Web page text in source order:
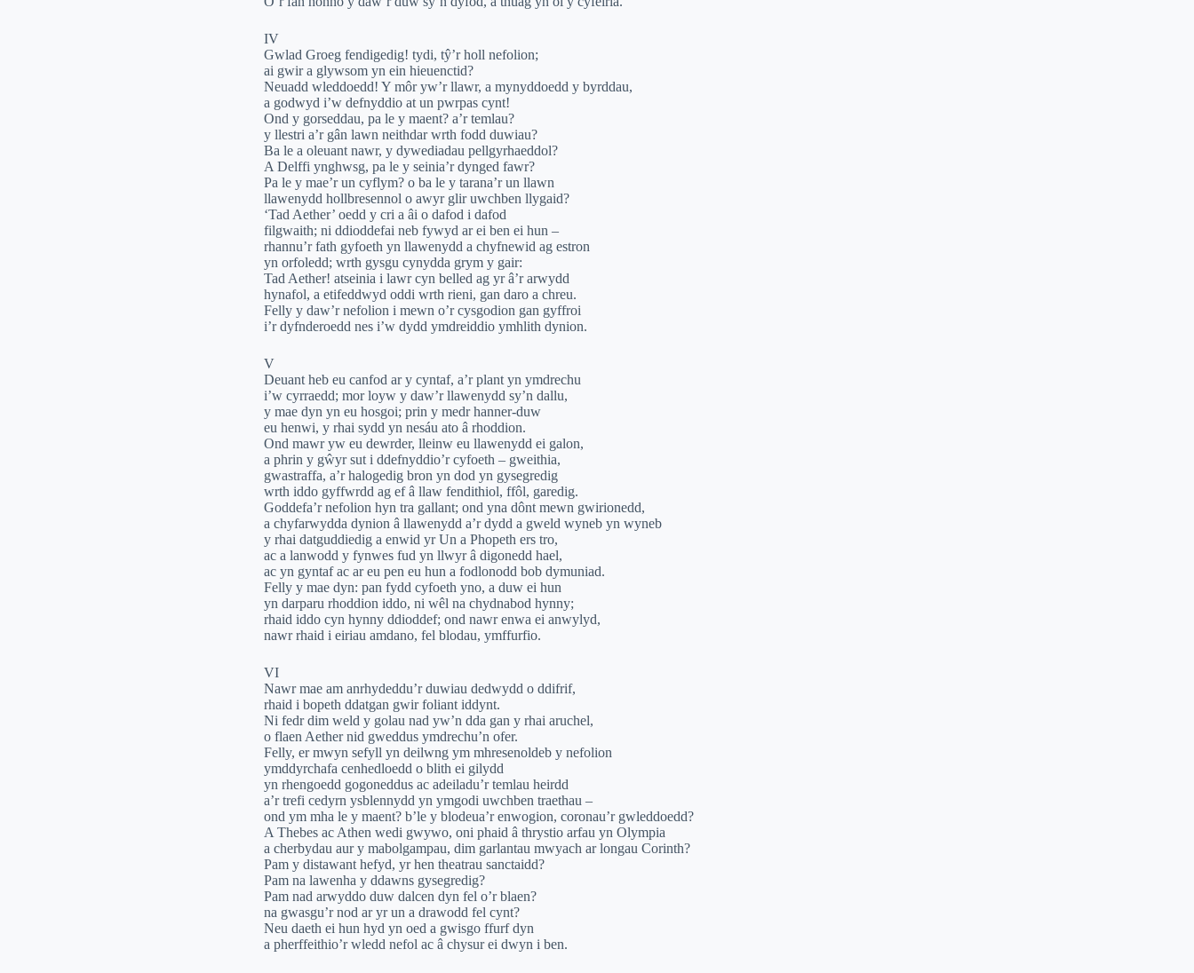
IV
Gwlad Groeg fendigedig! tydi, tŷ’r holl nefolion;
ai gwir a glywsom yn ein hieuenctid?
Neuadd wleddoedd! Y môr yw’r llawr, a mynyddoedd y byrddau,
a godwyd i’w defnyddio at un pwrpas cynt!
Ond y gorseddau, pa le y maent? a’r temlau?
y llestri a’r gân lawn neithdar wrth fodd duwiau?
Ba le a oleuant nawr, y dywediadau pellgyrhaeddol?
A Delffi ynghwsg, pa le y seinia’r dynged fawr?
Pa le y mae’r un cyflym? o ba le y tarana’r un llawn
llawenydd hollbresennol o awyr glir uwchben llygaid?
‘Tad Aether’ oedd y cri a âi o dafod i dafod
filgwaith; ni ddioddefai neb fywyd ar ei ben ei hun –
rhannu’r fath gyfoeth yn llawenydd a chyfnewid ag estron
yn orfoledd; wrth gysgu cynydda grym y gair:
Tad Aether! atseinia i lawr cyn belled ag yr â’r arwydd
hynafol, a etifeddwyd oddi wrth rieni, gan daro a chreu.
Felly y daw’r nefolion i mewn o’r cysgodion gan gyffroi
i’r dyfnderoedd nes i’w dydd ymdreiddio ymhlith dynion.
V
Deuant heb eu canfod ar y cyntaf, a’r plant yn ymdrechu
i’w cyrraedd; mor loyw y daw’r llawenydd sy’n dallu,
y mae dyn yn eu hosgoi; prin y medr hanner-duw
eu henwi, y rhai sydd yn nesáu ato â rhoddion.
Ond mawr yw eu dewrder, lleinw eu llawenydd ei galon,
a phrin y gŵyr sut i ddefnyddio’r cyfoeth – gweithia,
gwastraffa, a’r halogedig bron yn dod yn gysegredig
wrth iddo gyffwrdd ag ef â llaw fendithiol, ffôl, garedig.
Goddefa’r nefolion hyn tra gallant; ond yna dônt mewn gwirionedd,
a chyfarwydda dynion â llawenydd a’r dydd a gweld wyneb yn wyneb
y rhai datguddiedig a enwid yr Un a Phopeth ers tro,
ac a lanwodd y fynwes fud yn llwyr â digonedd hael,
ac yn gyntaf ac ar eu pen eu hun a fodlonodd bob dymuniad.
Felly y mae dyn: pan fydd cyfoeth yno, a duw ei hun
yn darparu rhoddion iddo, ni wêl na chydnabod hynny;
rhaid iddo cyn hynny ddioddef; ond nawr enwa ei anwylyd,
nawr rhaid i eiriau amdano, fel blodau, ymffurfio.
VI
Nawr mae am anrhydeddu’r duwiau dedwydd o ddifrif,
rhaid i bopeth ddatgan gwir foliant iddynt.
Ni fedr dim weld y golau nad yw’n dda gan y rhai aruchel,
o flaen Aether nid gweddus ymdrechu’n ofer.
Felly, er mwyn sefyll yn deilwng ym mhresenoldeb y nefolion
ymddyrchafa cenhedloedd o blith ei gilydd
yn rhengoedd gogoneddus ac adeiladu’r temlau heirdd
a’r trefi cedyrn ysblennydd yn ymgodi uwchben traethau –
ond ym mha le y maent? b’le y blodeua’r enwogion, coronau’r gwleddoedd?
A Thebes ac Athen wedi gwywo, oni phaid â thrystio arfau yn Olympia
a cherbydau aur y mabolgampau, dim garlantau mwyach ar longau Corinth?
Pam y distawant hefyd, yr hen theatrau sanctaidd?
Pam na lawenha y ddawns gysegredig?
Pam nad arwyddo duw dalcen dyn fel o’r blaen?
na gwasgu’r nod ar yr un a drawodd fel cynt?
Neu daeth ei hun hyd yn oed a gwisgo ffurf dyn
a pherffeithio’r wledd nefol ac â chysur ei dwyn i ben.